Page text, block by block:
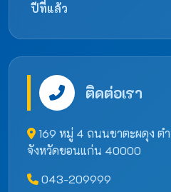
ปีที่แล้ว
ติดต่อเรา
169 หมู่ 4 ถนนชาตะผดุง ตำ
จังหวัดขอนแก่น 40000
043-209999